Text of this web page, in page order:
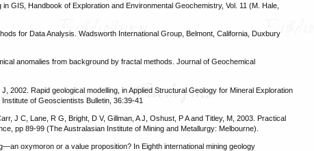
GIS, Handbook of Exploration and Environmental Geochemistry, Vol. 11 (M. Hale,
for Data Analysis. Wadsworth International Group, Belmont, California, Duxbury
anomalies from background by fractal methods. Journal of Geochemical
Rapid geological modelling, in Applied Structural Geology for Mineral Exploration
of Geoscientists Bulletin, 36:39-41
J C, Lane, R G, Bright, D V, Gillman, A J, Oshust, P A and Titley, M, 2003. Practical
pp 89-99 (The Australasian Institute of Mining and Metallurgy: Melbourne).
oxymoron or a value proposition? In Eighth international mining geology